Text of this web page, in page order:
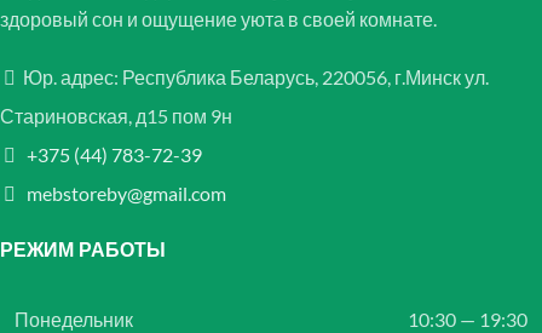
здоровый сон и ощущение уюта в своей комнате.
Юр. адрес: Республика Беларусь, 220056, г.Минск ул.
Стариновская, д15 пом 9н
+375 (44) 783-72-39
mebstoreby@gmail.com
РЕЖИМ РАБОТЫ
Понедельник 10:30 — 19:30